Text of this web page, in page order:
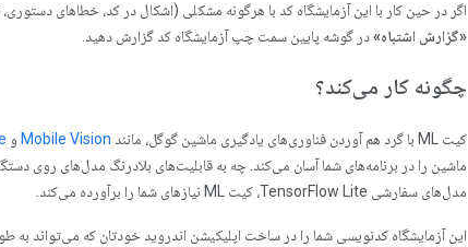
اگر در حین کار با این آزمایشگاه کد با هرگونه مشکلی (اشکال در کد، خطاهای
«گزارش اشتباه»در گوشه پایین سمت چپ آزمایشگاه کد گزارش دهید.
چگونه کار می‌کند؟
کیت ML با گرد هم آوردن فناوری‌های یادگیری ماشین گوگل، مانند Mobile Vision و
مدل‌های سفارشی TensorFlow Lite، کیت ML نیازهای شما را برآورده می‌کند.
این آزمایشگاه کدنویسی شما را در ساخت اپلیکیشن اندروید خودتان که می‌تواند